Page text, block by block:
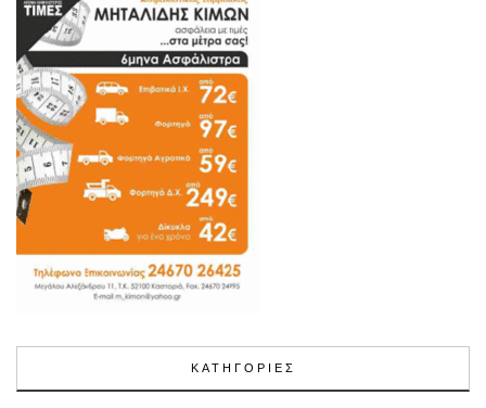
ΚΑΤΗΓΟΡΙΕΣ